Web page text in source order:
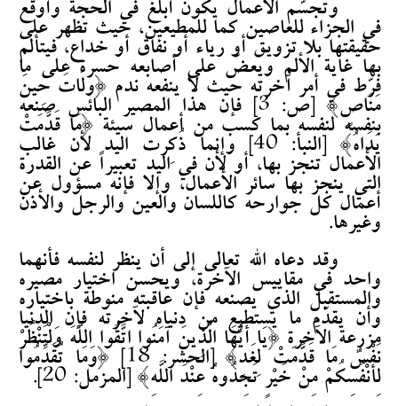
وتجسُّمُ الأعمال يكون أبلغ في الحجة وأوقع
في الجزاء للعاصين كما للمطيعين، حيث تظهر على
حقيقتها بلا تزويق أو رياء أو نفاق أو خداع، فيتألم
بها غاية الألم ويعضّ على أصابعه حسرة على ما
فرّط في أمر آخرته حيث لا ينفعه ندم {وَلَاتَ حِينَ
مَنَاصٍ} [ص: 3] فإن هذا المصير البائس صنعه
بنفسه لنفسه بما كسب من أعمال سيئة {مَا قَدَّمَتْ
يَدَاهُ} [النبأ: 40] وإنما ذُكِرت اليد لأن غالب
الأعمال تنجز بها، أو لأن في اليد تعبيراً عن القدرة
التي ينجز بها سائر الأعمال، وإلا فإنه مسؤول عن
أعمال كل جوارحه كاللسان والعين والرجل والأذن
وغيرها.
وقد دعاه الله تعالى إلى أن ينظر لنفسه فأنهما
واحد في مقاييس الآخرة، ويحسن اختيار مصيره
والمستقبل الذي يصنعه فإن عاقبته منوطة باختياره
وأن يقدّم ما يستطيع من دنياه لآخرته فإن الدنيا
مزرعة الآخرة {يَا أَيُّهَا الَّذِينَ آمَنُوا اتَّقُوا اللَّهَ وَلْتَنْظُرْ
نَفْسٌ مَا قَدَّمَتْ لِغَدٍ} [الحشر: 18] {وَمَا تُقَدِّمُوا
لِأَنْفُسِكُمْ مِنْ خَيْرٍ تَجِدُوهُ عِنْدَ اللَّهِ} [المزمل: 20].